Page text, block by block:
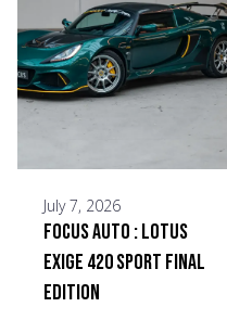
July 7, 2026
Focus Auto : Lotus
Exige 420 Sport Final
Edition